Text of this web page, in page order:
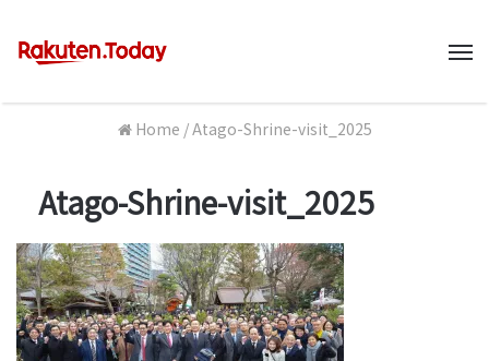
Home /Atago-Shrine-visit_2025
Atago-Shrine-visit_2025